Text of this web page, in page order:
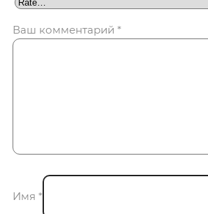
Ваш комментарий *
Имя *